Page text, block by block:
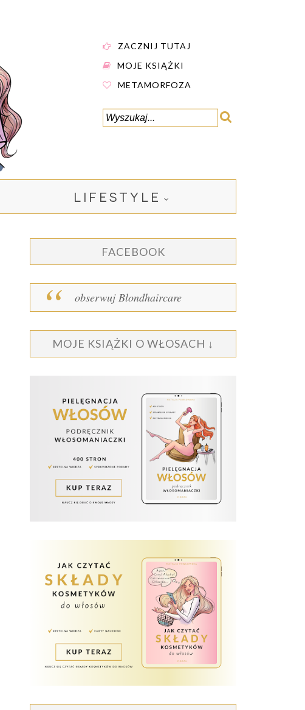
ZACZNIJ TUTAJ
MOJE KSIĄŻKI
METAMORFOZA
LIFESTYLE
FACEBOOK
obserwuj Blondhaircare
MOJE KSIĄŻKI O WŁOSACH ↓